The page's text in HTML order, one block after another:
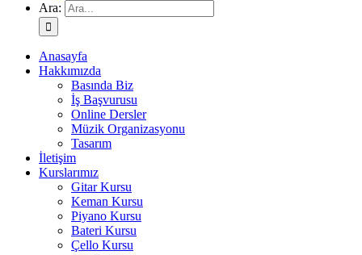
Ara:
Anasayfa
Hakkımızda
Basında Biz
İş Başvurusu
Online Dersler
Müzik Organizasyonu
Tasarım
İletişim
Kurslarımız
Gitar Kursu
Keman Kursu
Piyano Kursu
Bateri Kursu
Çello Kursu